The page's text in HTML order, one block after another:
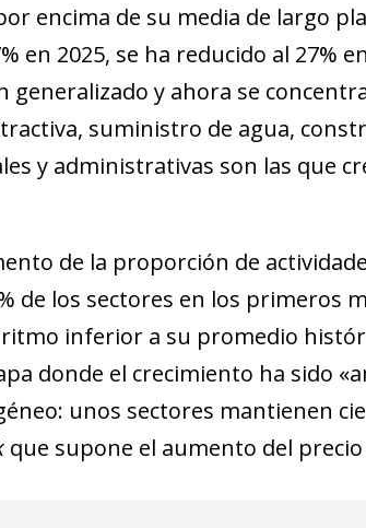
encima de su media de largo
2025, se ha reducido al 27%
generalizado y ahora se
suministro de agua,
y administrativas son las que
de la proporción de
de los sectores en los primeros
inferior a su promedio
donde el crecimiento ha sido
unos sectores mantienen
que supone el aumento del precio